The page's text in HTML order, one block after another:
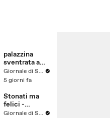
palazzina
sventrata a
Messina,
nuovo video
Giornale di Sicilia
5 giorni fa
Stonati ma
felici -
Puntata 15Giornale di Sicilia